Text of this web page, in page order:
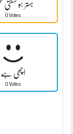
بہتر ہو سکتی
0 Votes
اچھی ہے
0 Votes